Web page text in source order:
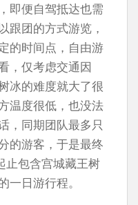
即便自驾抵达也需
跟团的方式游览，
的时间点，自由游
，仅考虑交通因
冰的难度就大了很
温度很低，也没法
，同期团队最多只
的游客，于是最终
止包含宫城藏王树
一日游行程。